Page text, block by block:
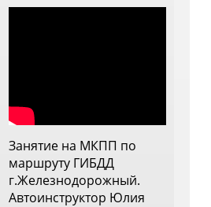
Занятие на МКПП по
маршруту ГИБДД
г.Железнодорожный.
Автоинструктор Юлия